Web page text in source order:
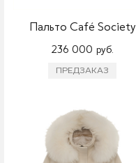
Пальто Café Society
236 000 руб.
ПРЕДЗАКАЗ